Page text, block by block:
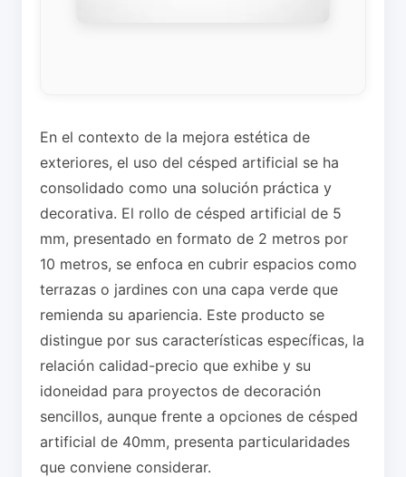
En el contexto de la mejora estética de
exteriores, el uso del césped artificial se ha
consolidado como una solución práctica y
decorativa. El rollo de césped artificial de 5
mm, presentado en formato de 2 metros por
10 metros, se enfoca en cubrir espacios como
terrazas o jardines con una capa verde que
remienda su apariencia. Este producto se
distingue por sus características específicas, la
relación calidad-precio que exhibe y su
idoneidad para proyectos de decoración
sencillos, aunque frente a opciones de césped
artificial de 40mm, presenta particularidades
que conviene considerar.